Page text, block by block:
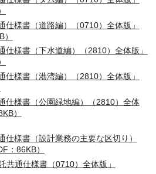
仕様書（道路編）（0710）全体版」
仕様書（下水道編）（2810）全体版」
仕様書（港湾編）（2810）全体版」
仕様書（公園緑地編）（2810）全体
）
仕様書（設計業務の主要な区切り）
：86KB）
共通仕様書（0710）全体版」